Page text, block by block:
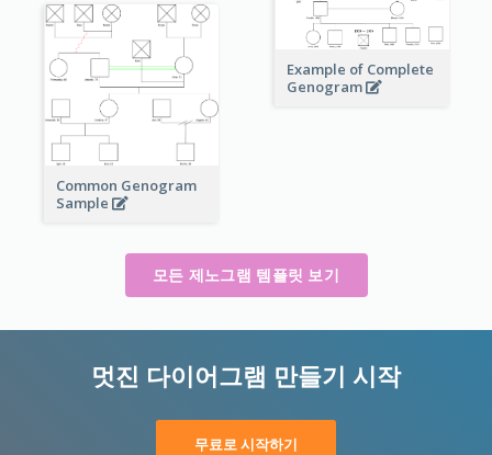
Example of Complete
Genogram
Common Genogram
Sample
모든 제노그램 템플릿 보기
멋진 다이어그램 만들기 시작
무료로 시작하기